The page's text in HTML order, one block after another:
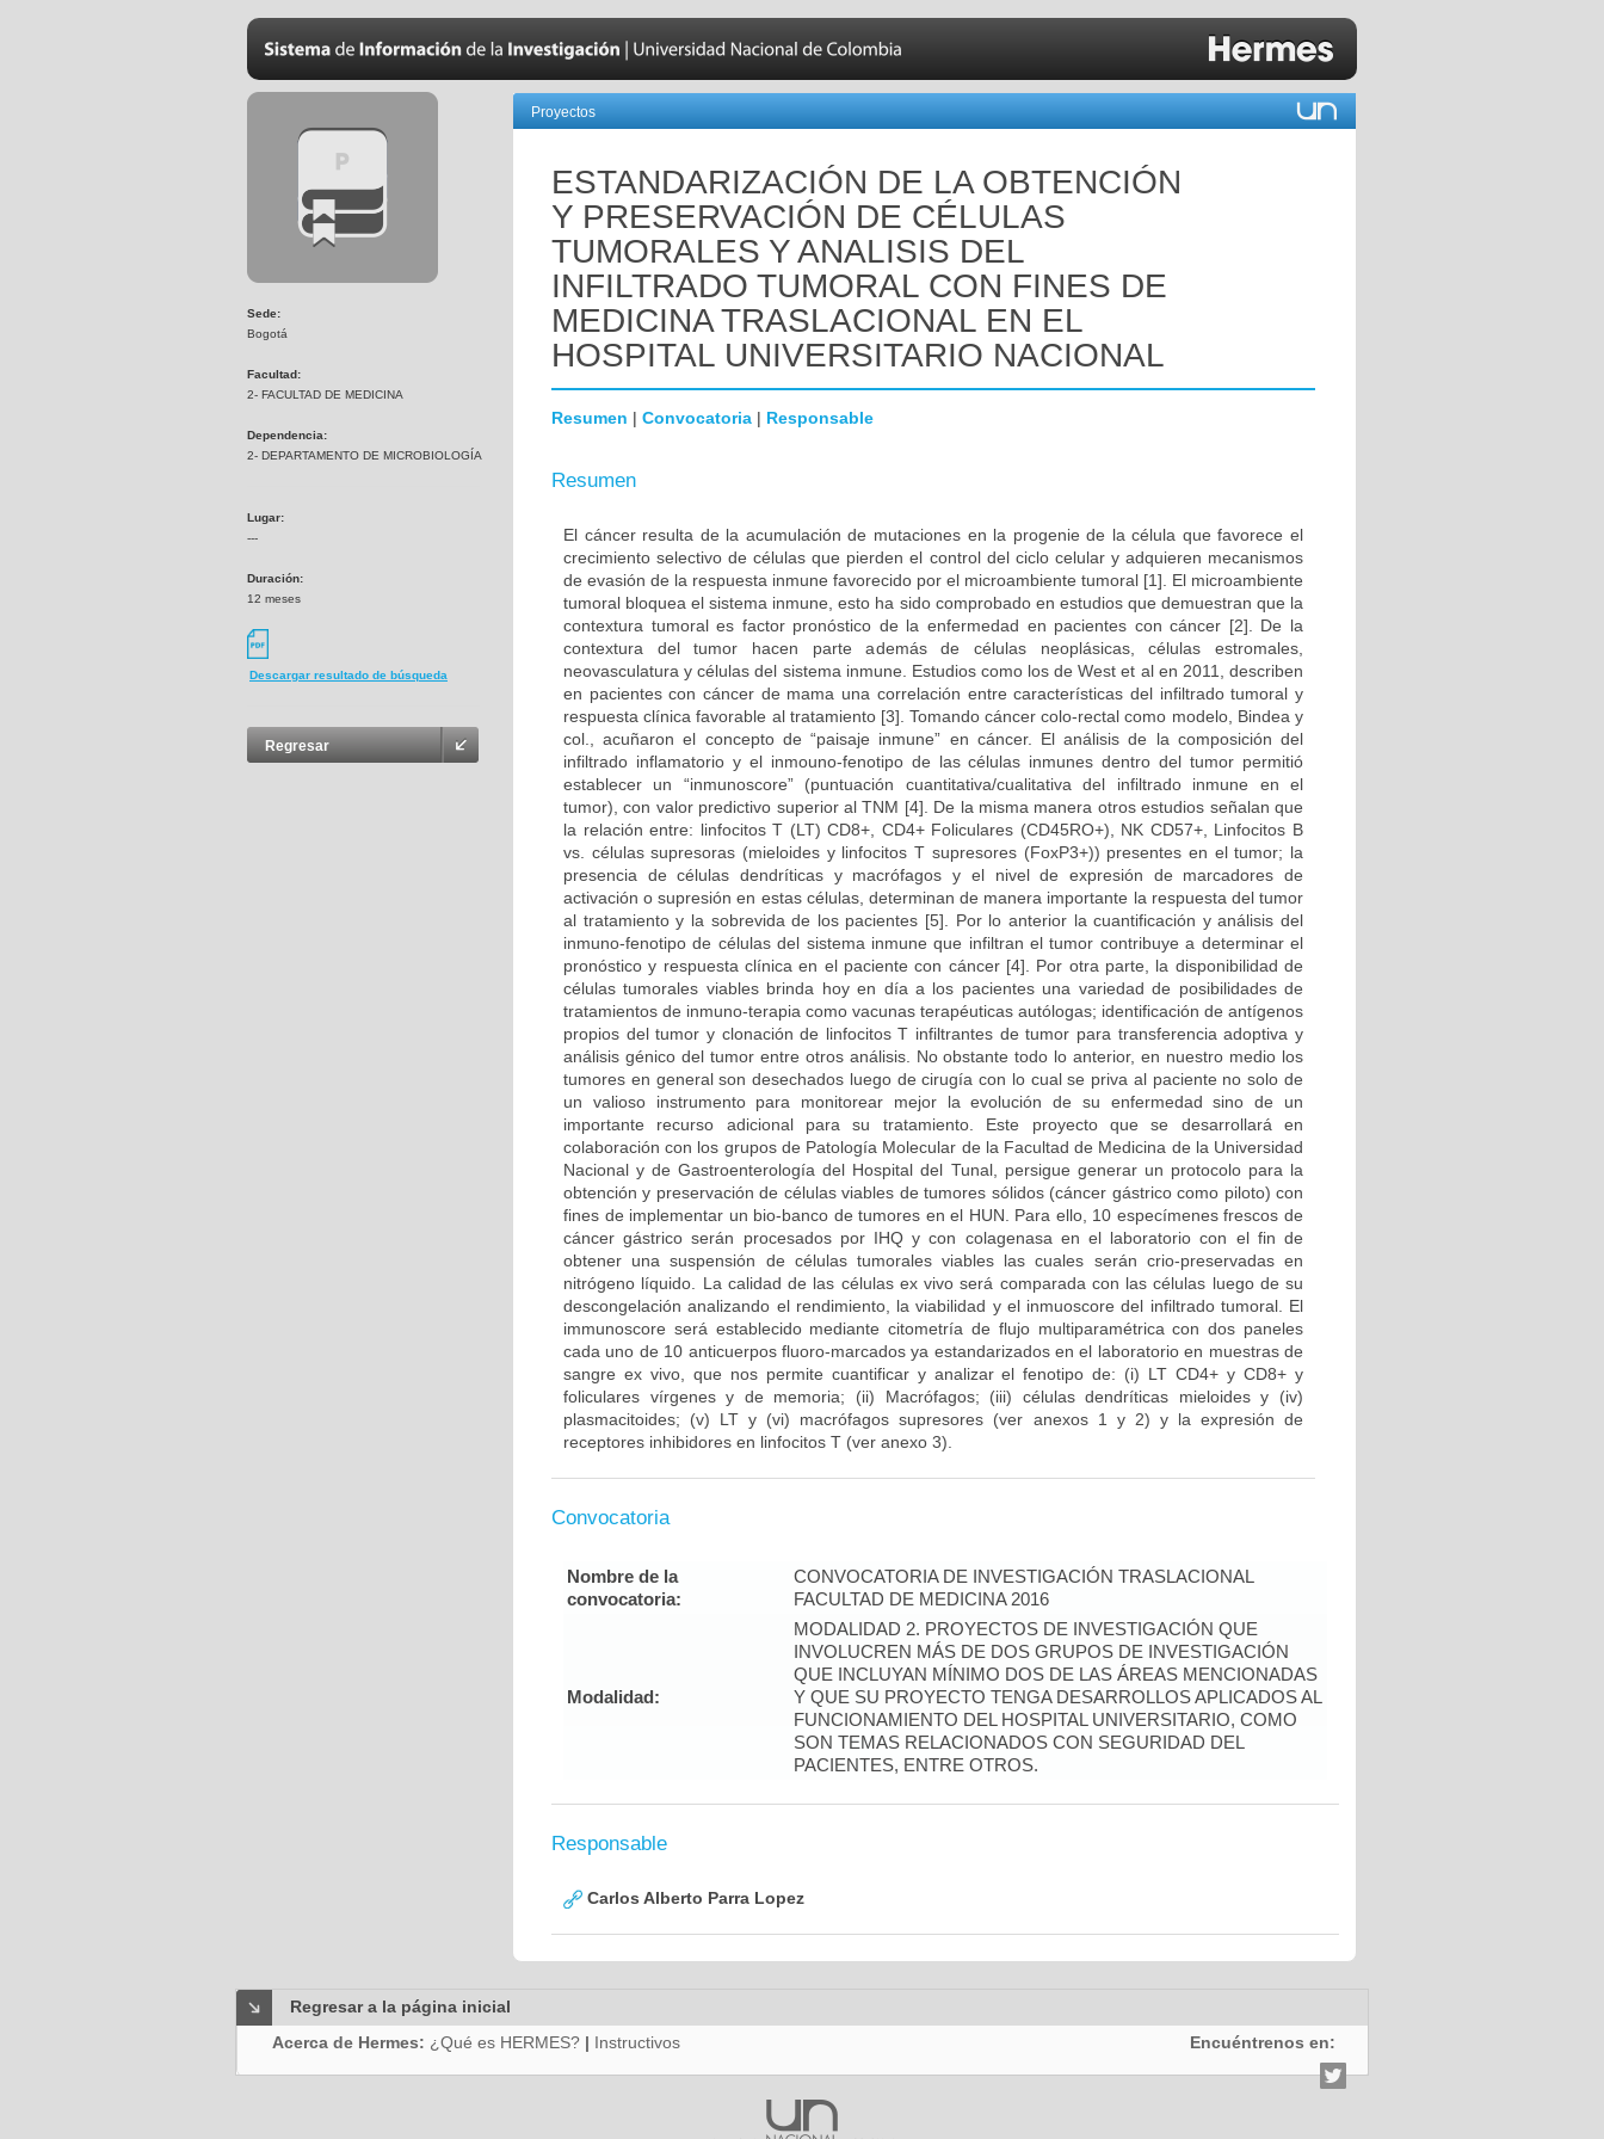
Sede:
Bogotá
Facultad:
2- FACULTAD DE MEDICINA
Dependencia:
2- DEPARTAMENTO DE MICROBIOLOGÍA
Lugar:
---
Duración:
12 meses
Descargar resultado de búsqueda
Regresar
Proyectos
ESTANDARIZACIÓN DE LA OBTENCIÓN
Y PRESERVACIÓN DE CÉLULAS
TUMORALES Y ANALISIS DEL
INFILTRADO TUMORAL CON FINES DE
MEDICINA TRASLACIONAL EN EL
HOSPITAL UNIVERSITARIO NACIONAL
Resumen | Convocatoria | Responsable
Resumen
El cáncer resulta de la acumulación de mutaciones en la progenie de la célula que favorece el
crecimiento selectivo de células que pierden el control del ciclo celular y adquieren mecanismos
de evasión de la respuesta inmune favorecido por el microambiente tumoral [1]. El microambiente
tumoral bloquea el sistema inmune, esto ha sido comprobado en estudios que demuestran que la
contextura tumoral es factor pronóstico de la enfermedad en pacientes con cáncer [2]. De la
contextura del tumor hacen parte además de células neoplásicas, células estromales,
neovasculatura y células del sistema inmune. Estudios como los de West et al en 2011, describen
en pacientes con cáncer de mama una correlación entre características del infiltrado tumoral y
respuesta clínica favorable al tratamiento [3]. Tomando cáncer colo-rectal como modelo, Bindea y
col., acuñaron el concepto de “paisaje inmune” en cáncer. El análisis de la composición del
infiltrado inflamatorio y el inmouno-fenotipo de las células inmunes dentro del tumor permitió
establecer un “inmunoscore” (puntuación cuantitativa/cualitativa del infiltrado inmune en el
tumor), con valor predictivo superior al TNM [4]. De la misma manera otros estudios señalan que
la relación entre: linfocitos T (LT) CD8+, CD4+ Foliculares (CD45RO+), NK CD57+, Linfocitos B
vs. células supresoras (mieloides y linfocitos T supresores (FoxP3+)) presentes en el tumor; la
presencia de células dendríticas y macrófagos y el nivel de expresión de marcadores de
activación o supresión en estas células, determinan de manera importante la respuesta del tumor
al tratamiento y la sobrevida de los pacientes [5]. Por lo anterior la cuantificación y análisis del
inmuno-fenotipo de células del sistema inmune que infiltran el tumor contribuye a determinar el
pronóstico y respuesta clínica en el paciente con cáncer [4]. Por otra parte, la disponibilidad de
células tumorales viables brinda hoy en día a los pacientes una variedad de posibilidades de
tratamientos de inmuno-terapia como vacunas terapéuticas autólogas; identificación de antígenos
propios del tumor y clonación de linfocitos T infiltrantes de tumor para transferencia adoptiva y
análisis génico del tumor entre otros análisis. No obstante todo lo anterior, en nuestro medio los
tumores en general son desechados luego de cirugía con lo cual se priva al paciente no solo de
un valioso instrumento para monitorear mejor la evolución de su enfermedad sino de un
importante recurso adicional para su tratamiento. Este proyecto que se desarrollará en
colaboración con los grupos de Patología Molecular de la Facultad de Medicina de la Universidad
Nacional y de Gastroenterología del Hospital del Tunal, persigue generar un protocolo para la
obtención y preservación de células viables de tumores sólidos (cáncer gástrico como piloto) con
fines de implementar un bio-banco de tumores en el HUN. Para ello, 10 especímenes frescos de
cáncer gástrico serán procesados por IHQ y con colagenasa en el laboratorio con el fin de
obtener una suspensión de células tumorales viables las cuales serán crio-preservadas en
nitrógeno líquido. La calidad de las células ex vivo será comparada con las células luego de su
descongelación analizando el rendimiento, la viabilidad y el inmuoscore del infiltrado tumoral. El
immunoscore será establecido mediante citometría de flujo multiparamétrica con dos paneles
cada uno de 10 anticuerpos fluoro-marcados ya estandarizados en el laboratorio en muestras de
sangre ex vivo, que nos permite cuantificar y analizar el fenotipo de: (i) LT CD4+ y CD8+ y
foliculares vírgenes y de memoria; (ii) Macrófagos; (iii) células dendríticas mieloides y (iv)
plasmacitoides; (v) LT y (vi) macrófagos supresores (ver anexos 1 y 2) y la expresión de
receptores inhibidores en linfocitos T (ver anexo 3).
Convocatoria
Nombre de la
convocatoria:
CONVOCATORIA DE INVESTIGACIÓN TRASLACIONAL
FACULTAD DE MEDICINA 2016
Modalidad:
MODALIDAD 2. PROYECTOS DE INVESTIGACIÓN QUE
INVOLUCREN MÁS DE DOS GRUPOS DE INVESTIGACIÓN
QUE INCLUYAN MÍNIMO DOS DE LAS ÁREAS MENCIONADAS
Y QUE SU PROYECTO TENGA DESARROLLOS APLICADOS AL
FUNCIONAMIENTO DEL HOSPITAL UNIVERSITARIO, COMO
SON TEMAS RELACIONADOS CON SEGURIDAD DEL
PACIENTES, ENTRE OTROS.
Responsable
Carlos Alberto Parra Lopez
Regresar a la página inicial
Acerca de Hermes: ¿Qué es HERMES? | Instructivos Encuéntrenos en: